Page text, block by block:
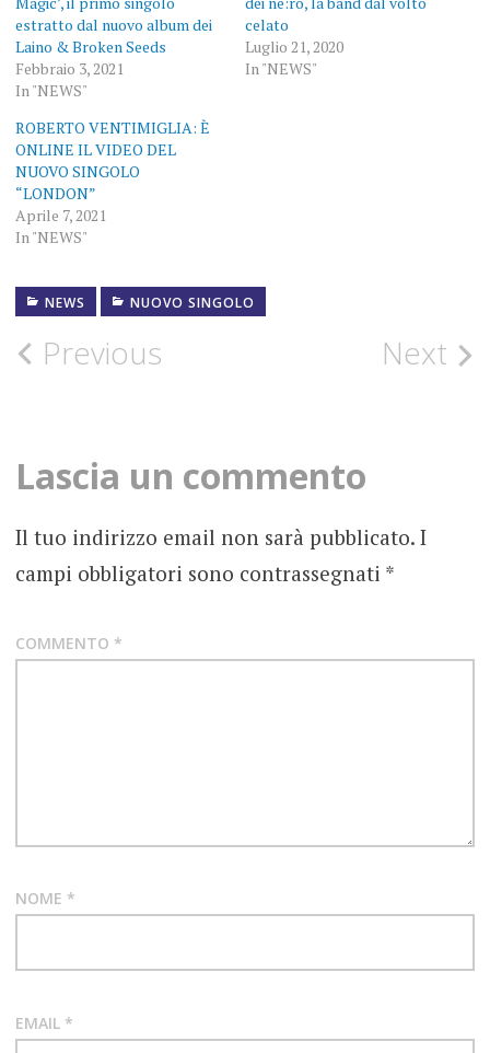
estratto dal nuovo album dei
Laino & Broken Seeds
Febbraio 3, 2021
In "NEWS"
celato
Luglio 21, 2020
In "NEWS"
ROBERTO VENTIMIGLIA: È
ONLINE IL VIDEO DEL
NUOVO SINGOLO
“LONDON”
Aprile 7, 2021
In "NEWS"
NEWS
NUOVO SINGOLO
BROKEN
ROCK
NUOVO
SINGOLO
Post
Previous Next
Lascia un commento
Il tuo indirizzo email non sarà pubblicato. I
campi obbligatori sono contrassegnati *
COMMENTO *
NOME *
EMAIL *